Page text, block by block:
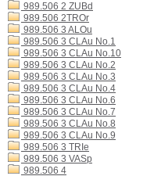
989.506 2 ZUBd
989.506 2TROr
989.506 3 ALOu
989.506 3 CLAu No.1
989.506 3 CLAu No.10
989.506 3 CLAu No.2
989.506 3 CLAu No.3
989.506 3 CLAu No.4
989.506 3 CLAu No.6
989.506 3 CLAu No.7
989.506 3 CLAu No.8
989.506 3 CLAu No.9
989.506 3 TRIe
989.506 3 VASp
989.506 4